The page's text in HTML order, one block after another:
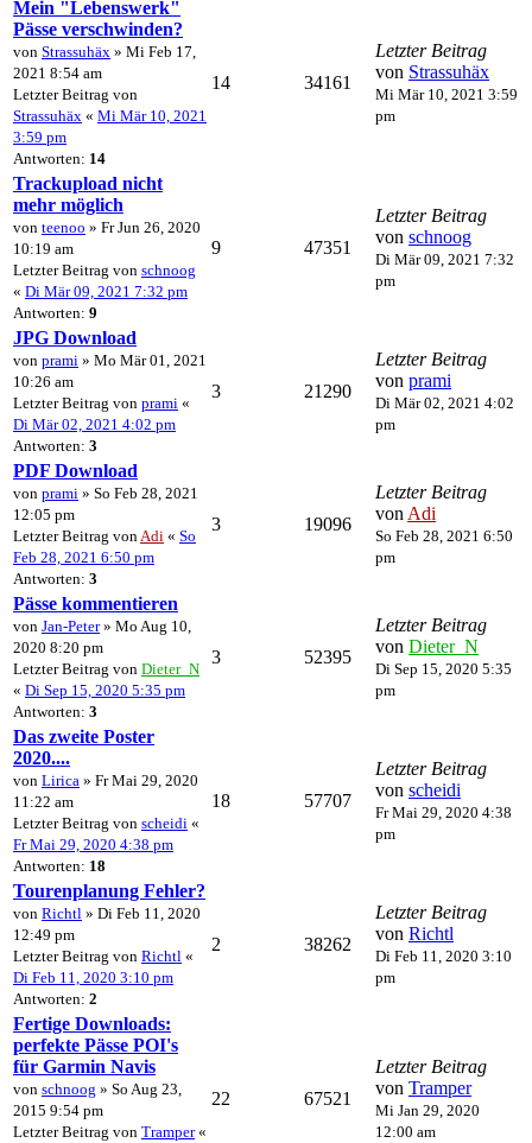
Mein "Lebenswerk"
Pässe verschwinden?
von Strassuhäx » Mi Feb 17,
2021 8:54 am
Letzter Beitrag von
Strassuhäx « Mi Mär 10, 2021
3:59 pm
Antworten: 14
14 34161
Letzter Beitrag
von Strassuhäx
Mi Mär 10, 2021 3:59
pm
Trackupload nicht
mehr möglich
von teenoo » Fr Jun 26, 2020
10:19 am
Letzter Beitrag von schnoog
« Di Mär 09, 2021 7:32 pm
Antworten: 9
9 47351
Letzter Beitrag
von schnoog
Di Mär 09, 2021 7:32
pm
JPG Download
von prami » Mo Mär 01, 2021
10:26 am
Letzter Beitrag von prami «
Di Mär 02, 2021 4:02 pm
Antworten: 3
3 21290
Letzter Beitrag
von prami
Di Mär 02, 2021 4:02
pm
PDF Download
von prami » So Feb 28, 2021
12:05 pm
Letzter Beitrag von Adi « So
Feb 28, 2021 6:50 pm
Antworten: 3
3 19096
Letzter Beitrag
von Adi
So Feb 28, 2021 6:50
pm
Pässe kommentieren
von Jan-Peter» Mo Aug 10,
2020 8:20 pm
Letzter Beitrag von Dieter_N
« Di Sep 15, 2020 5:35 pm
Antworten: 3
3 52395
Letzter Beitrag
von Dieter_N
Di Sep 15, 2020 5:35
pm
Das zweite Poster
2020....
von Lirica » Fr Mai 29, 2020
11:22 am
Letzter Beitrag von scheidi «
Fr Mai 29, 2020 4:38 pm
Antworten: 18
18 57707
Letzter Beitrag
von scheidi
Fr Mai 29, 2020 4:38
pm
Tourenplanung Fehler?
von Richtl » Di Feb 11, 2020
12:49 pm
Letzter Beitrag von Richtl «
Di Feb 11, 2020 3:10 pm
Antworten: 2
2 38262
Letzter Beitrag
von Richtl
Di Feb 11, 2020 3:10
pm
Fertige Downloads:
perfekte Pässe POI's
für Garmin Navis
von schnoog » So Aug 23,
2015 9:54 pm
Letzter Beitrag von Tramper«
22 67521
Letzter Beitrag
von Tramper
Mi Jan 29, 2020
12:00 am